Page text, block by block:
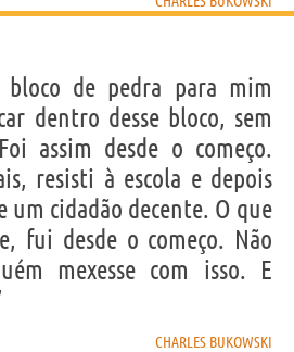
bloco de pedra para mim
dentro desse bloco, sem
assim desde o começo.
resisti à escola e depois
um cidadão decente. O que
fui desde o começo. Não
mexesse com isso. E
CHARLES BUKOWSKI